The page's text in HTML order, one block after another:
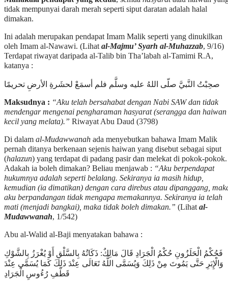
tidak mempunyai darah merah seperti siput daratan adalah halal
dimakan.
Ini adalah merupakan pendapat Imam Malik seperti yang dinukilkan
oleh Imam al-Nawawi. (Lihatal-Majmu’ Syarh al-Muhazzab, 9/16)
Terdapat riwayat daripada al-Talib bin Tha’labah al-Tamimi R.A,
katanya :
صحِبْتُ النَّبيَّ صلّى اللهُ عليه وسلَّم فلم أسمَعْ لحشَرةِ الأرضِ تحريمًا
Maksudnya : “Aku telah bersahabat dengan Nabi SAW dan tidak
mendengar mengenai pengharaman hasyarat (serangga dan haiwan
kecil yang melata).” Riwayat Abu Daud (3798)
Di dalam al-Mudawwanah ada menyebutkan bahawa Imam Malik
pernah ditanya berkenaan sejenis haiwan yang disebut sebagai siput
(halazun) yang terdapat di padang pasir dan melekat di pokok-pokok.
Adakah ia boleh dimakan? Beliau menjawab : “Aku berpendapat
hukumnya adalah seperti belalang. Sekiranya ia masih hidup,
kemudian (ia dimatikan) dengan cara direbus atau dipanggang,
aku berpandangan tidak mengapa memakannya. Sekiranya ia telah
mati (menjadi bangkai), maka tidak boleh dimakan.” (Lihatal-
Mudawwanah, 1/542)
Abu al-Walid al-Baji menyatakan bahawa :
فَحُكْمُ الْحَلَزُونِ حُكْمُ الْجَرَادِ قَالَ مَالِكٌ: ذَكَاتُهُ بِالسَّلْقِ أَوْ يُغْرَزُ بِالشَّوْكِ
وَالْإِبَرِ حَتَّى يَمُوتَ مِنْ ذَلِكَ وَيُسَمَّى اللَّهُ تَعَالَى عِنْدَ ذَلِكَ كَمَا يُسَمَّى عِنْدَ
قَطْفِ رُءُوسِ الْجَرَادِ